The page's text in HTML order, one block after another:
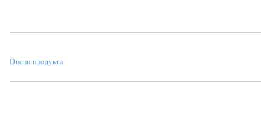
допълнителни ефекти.
Оцени продукта